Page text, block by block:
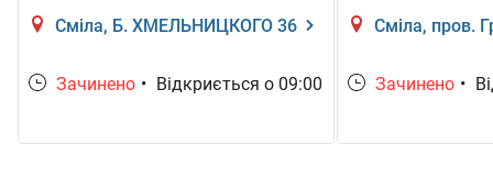
Сміла, Б. ХМЕЛЬНИЦКОГО 36
Зачинено • Відкриється о 09:00
Сміла, пров.
Зачинено •